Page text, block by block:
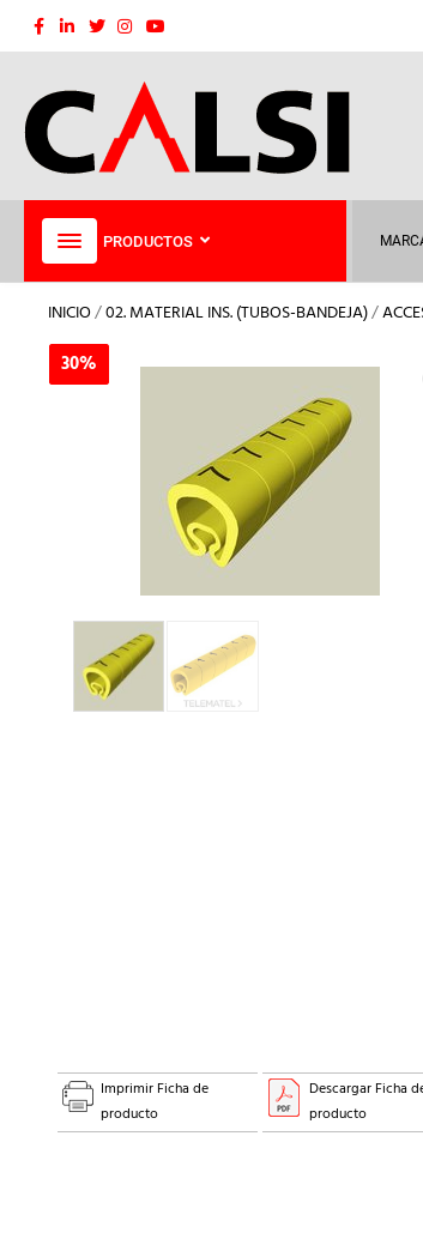
Saltar
PRODUCTOS
INICIO/02. MATERIAL INS. (TUBOS-BANDEJA)/
30%
30%
Imprimir Ficha de
producto
Descargar Ficha
producto